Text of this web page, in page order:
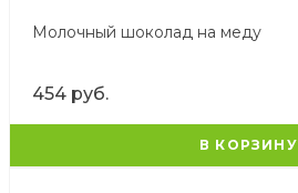
Молочный шоколад на меду
454 руб.
В КОРЗИНУ